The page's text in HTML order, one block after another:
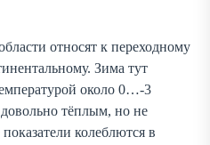
относят к переходному
Зима тут
около 0…-3
тёплым, но не
колеблются в